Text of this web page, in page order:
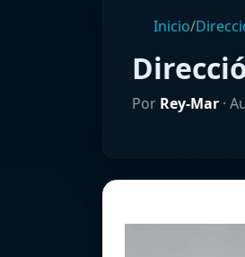
Inicio/
Por Rey-Mar ·